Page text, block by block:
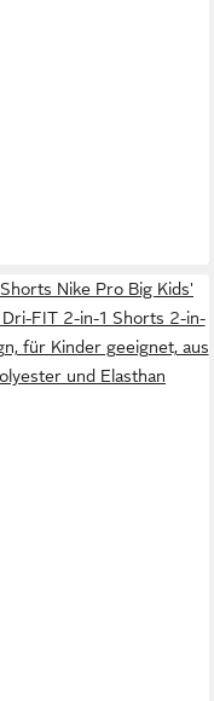
Nike Pro Big Kids'
Dri-FIT 2-in-1 Shorts 2-in-
für Kinder geeignet, aus
und Elasthan